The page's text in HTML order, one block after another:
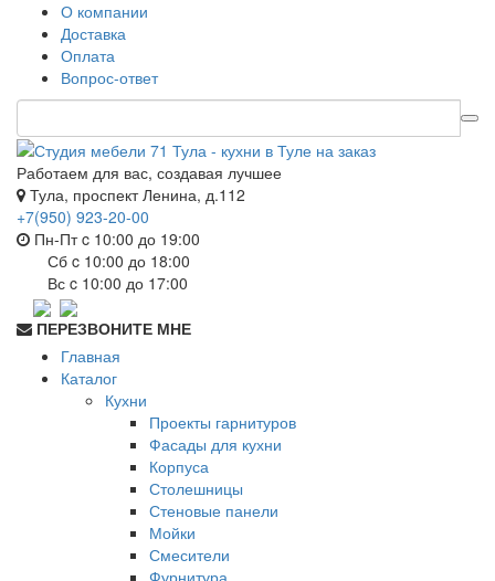
О компании
Доставка
Оплата
Вопрос-ответ
Работаем для вас, создавая лучшее
Тула, проспект Ленина, д.112
+7(950) 923-20-00
Пн-Пт c 10:00 до 19:00
Сб c 10:00 до 18:00
Вс c 10:00 до 17:00
ПЕРЕЗВОНИТЕ МНЕ
Главная
Каталог
Кухни
Проекты гарнитуров
Фасады для кухни
Корпуса
Столешницы
Стеновые панели
Мойки
Смесители
Фурнитура